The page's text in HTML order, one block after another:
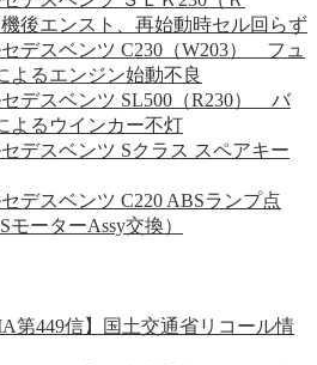
後エンスト、再始動時セル回らず
セデスベンツ C230（W203） フュ
よるエンジン始動不良
セデスベンツ SL500（R230） バ
よるウインカー不灯
セデスベンツ Sクラス スペアキー
セデスベンツ C220 ABSランプ点
ーターAssy交換）
第449信】国土交通省リコール情